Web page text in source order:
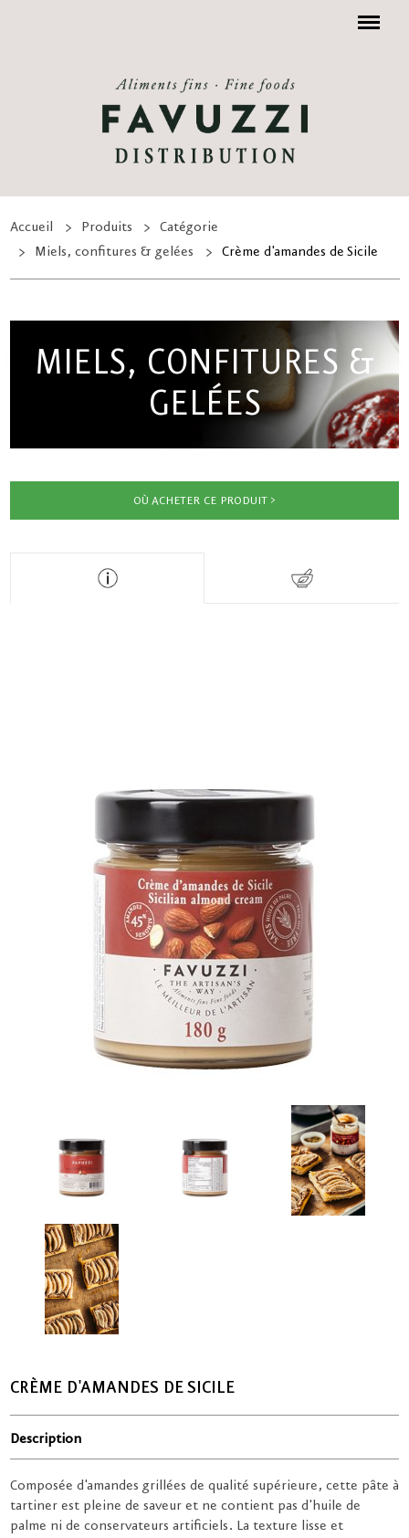
Menu
Accueil Produits
Catégorie
Miels, confitures & gelées
Crème d'amandes de Sicile
MIELS, CONFITURES &
GELÉES
OÙ ACHETER CE PRODUIT
CRÈME D'AMANDES DE SICILE
Description
Composée d'amandes grillées de qualité supérieure, cette pâte à
tartiner est pleine de saveur et ne contient pas d'huile de
palme ni de conservateurs artificiels. La texture lisse et